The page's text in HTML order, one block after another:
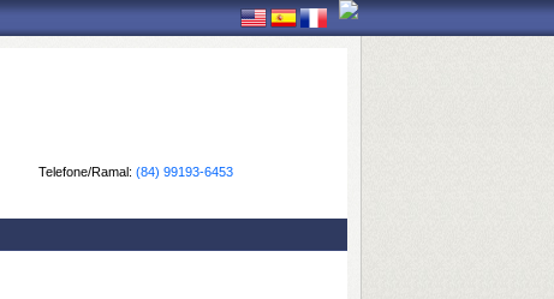
Telefone/Ramal: (84) 99193-6453